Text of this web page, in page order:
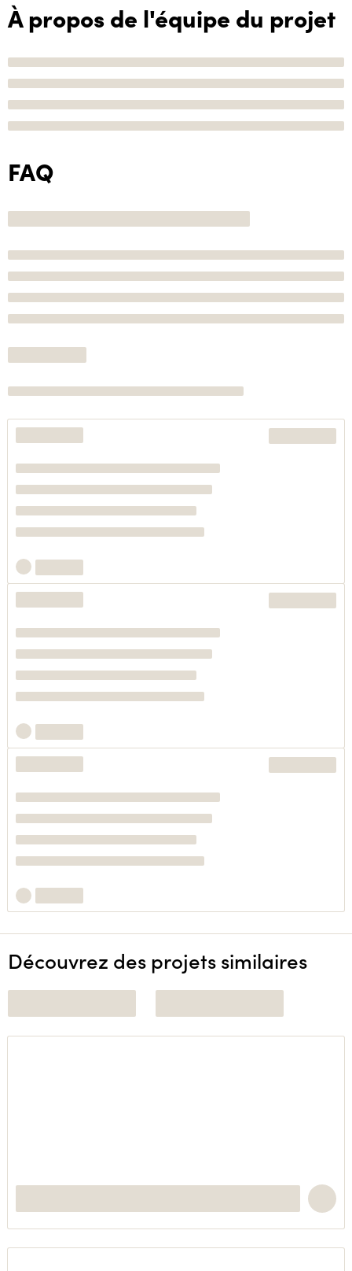
À propos de l'équipe du projet
FAQ
Découvrez des projets similaires